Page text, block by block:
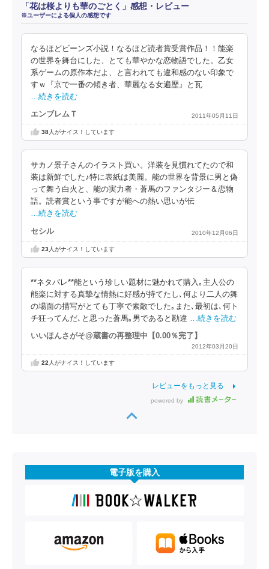
「花は桜よりも華のごとく」感想・レビュー
※ユーザーによる個人の感想です
なるほどビーンズ小説！なるほど読者賞受賞作品！！能楽
の世界を舞台にした、とても華やかな恋物語でした。乙女
系ゲームの原作本だよ、と言われても違和感のない印象で
すｗ『京で一番の傾き者、華麗なる女遍歴』と瓦
…続きを読む
エンブレムＴ 2011年05月11日
38人がナイス！しています
サカノ景子さんのイラスト買い。洋装を見慣れてたので和
装は新鮮でした♪特に表紙は美麗。能の世界を背景に男と偽
って舞う白火と、能の実力者・蒼馬のファンタジー＆恋物
語。読者賞という事ですが能への熱い思いが伝
…続きを読む
セシル 2010年12月06日
23人がナイス！しています
**ネタバレ**能という珍しい題材に魅かれて購入｡主人公の
能楽に対する真摯な情熱に好感が持てたし､何より二人の舞
の場面の描写がとても丁寧で素敵でした｡また､最初は､何ト
チ狂ってんだ､と思った蒼馬｡男であると勘違
…続きを読む
いいほんさがそ@蔵書の再整理中【0.00％完了】
2012年03月20日
22人がナイス！しています
レビューをもっと見る
powered by
電子版を購入